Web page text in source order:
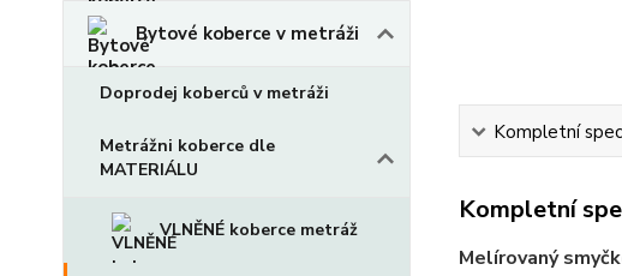
Bytové koberce v metráži
Doprodej koberců v metráži
Metrážni koberce dle
MATERIÁLU
VLNĚNÉ koberce metráž
Kompletní
Kompletní
Melírovaný